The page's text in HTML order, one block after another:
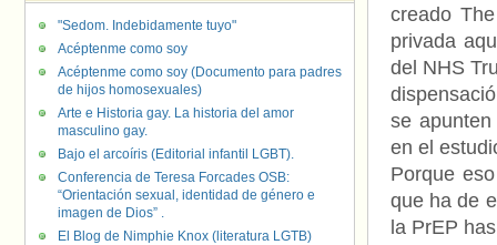
creado
privada
del NHS
se
en el
Porque
que ha de
la PrEP
"Sedom. Indebidamente tuyo"
Acéptenme como soy
Acéptenme como soy (Documento para padres
de hijos homosexuales)
Arte e Historia gay. La historia del amor
masculino gay.
Bajo el arcoíris (Editorial infantil LGBT).
Conferencia de Teresa Forcades OSB:
“Orientación sexual, identidad de género e
imagen de Dios” .
El Blog de Nimphie Knox (literatura LGTB)